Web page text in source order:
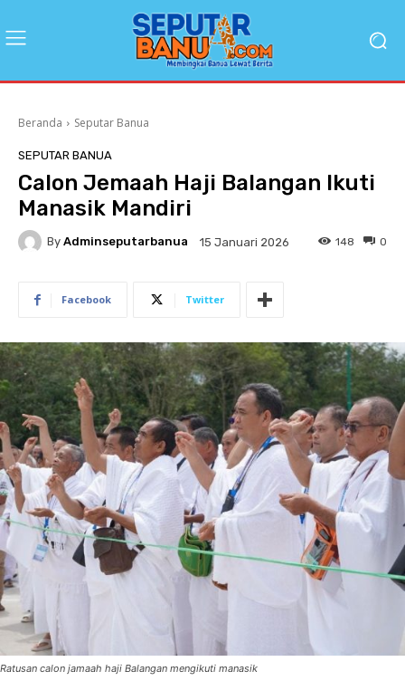
Beranda Seputar Banua
SEPUTAR BANUA
Calon Jemaah Haji Balangan Ikuti
Manasik Mandiri
By Adminseputarbanua 15 Januari 2026 0
148
Facebook Twitter
Ratusan calon jamaah haji Balangan mengikuti manasik